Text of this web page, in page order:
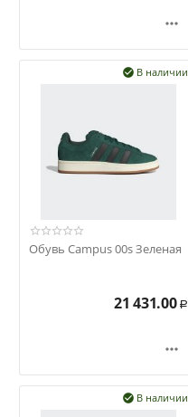

В наличии

Обувь Campus 00s Зеленая
21 431.00 Р

В наличии
